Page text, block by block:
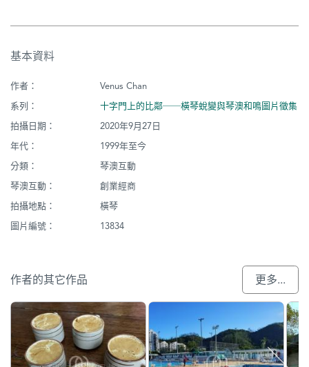
街
基本資料
作者：
Venus Chan
系列：
十字門上的比鄰──橫琴蛻變與琴澳和鳴圖片徵集
拍攝日期：
2020年9月27日
年代：
1999年至今
分類：
琴澳互動
琴澳互動：
創業經商
拍攝地點：
橫琴
圖片編號：
13834
作者的其它作品 更多...